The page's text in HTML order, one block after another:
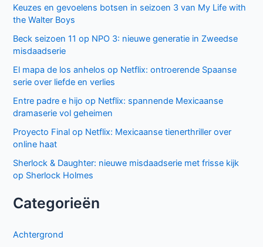
Keuzes en gevoelens botsen in seizoen 3 van My Life with
the Walter Boys
Beck seizoen 11 op NPO 3: nieuwe generatie in Zweedse
misdaadserie
El mapa de los anhelos op Netflix: ontroerende Spaanse
serie over liefde en verlies
Entre padre e hijo op Netflix: spannende Mexicaanse
dramaserie vol geheimen
Proyecto Final op Netflix: Mexicaanse tienerthriller over
online haat
Sherlock & Daughter: nieuwe misdaadserie met frisse kijk
op Sherlock Holmes
Categorieën
Achtergrond